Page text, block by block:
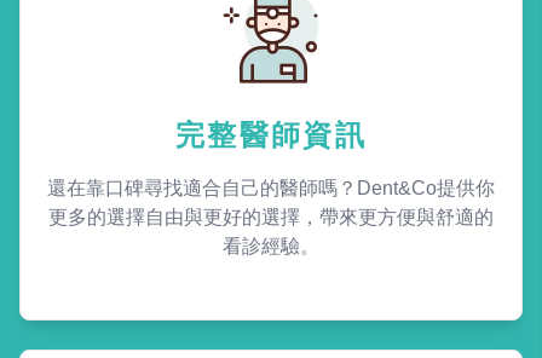
完整醫師資訊
還在靠口碑尋找適合自己的醫師嗎？Dent&Co提供你
更多的選擇自由與更好的選擇，帶來更方便與舒適的
看診經驗。